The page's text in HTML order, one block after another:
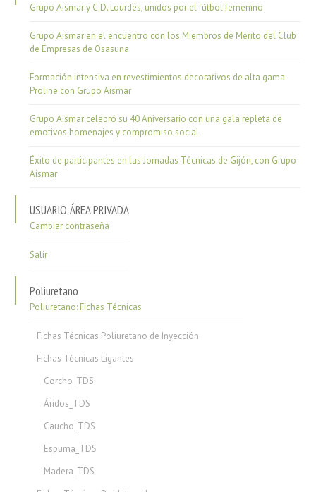
Grupo Aismar y C.D. Lourdes, unidos por el fútbol femenino
Grupo Aismar en el encuentro con los Miembros de Mérito del Club
de Empresas de Osasuna
Formación intensiva en revestimientos decorativos de alta gama
Proline con Grupo Aismar
Grupo Aismar celebró su 40 Aniversario con una gala repleta de
emotivos homenajes y compromiso social
Éxito de participantes en las Jornadas Técnicas de Gijón, con Grupo
Aismar
USUARIO ÁREA PRIVADA
Cambiar contraseña
Salir
Poliuretano
Poliuretano: Fichas Técnicas
Fichas Técnicas Poliuretano de Inyección
Fichas Técnicas Ligantes
Corcho_TDS
Áridos_TDS
Caucho_TDS
Espuma_TDS
Madera_TDS